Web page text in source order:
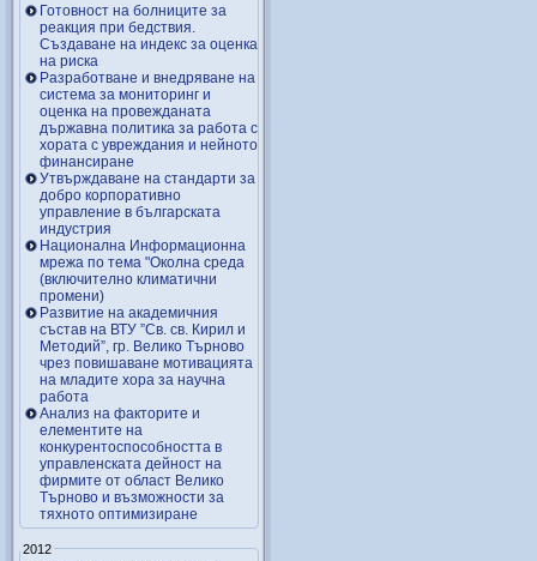
Готовност на болниците за
реакция при бедствия.
Създаване на индекс за оценка
на риска
Разработване и внедряване на
система за мониторинг и
оценка на провежданата
държавна политика за работа с
хората с увреждания и нейното
финансиране
Утвърждаване на стандарти за
добро корпоративно
управление в българската
индустрия
Национална Информационна
мрежа по тема "Околна среда
(включително климатични
промени)
Развитие на академичния
състав на ВТУ ”Св. св. Кирил и
Методий”, гр. Велико Търново
чрез повишаване мотивацията
на младите хора за научна
работа
Анализ на факторите и
елементите на
конкурентоспособността в
управленската дейност на
фирмите от област Велико
Търново и възможности за
тяхното оптимизиране
2012